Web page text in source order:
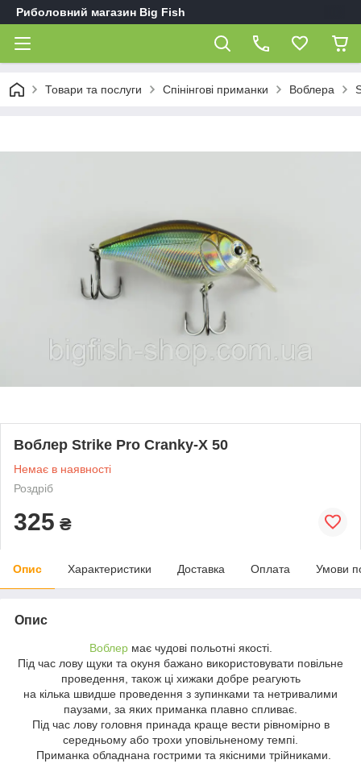
Риболовний магазин Big Fish
Товари та послуги Спінінгові приманки Воблера
Воблер Strike Pro Cranky-X 50
Немає в наявності
Роздріб
325 ₴
Опис Характеристики Доставка Оплата Умови
Опис
Воблермає чудові польотні якості.
Під час лову щуки та окуня бажано використовувати повільне
проведення, також ці хижаки добре реагують
на кілька швидше проведення з зупинками та нетривалими
паузами, за яких приманка плавно спливає.
Під час лову головня принада краще вести рівномірно в
середньому або трохи уповільненому темпі.
Приманка обладнана гострими та якісними трійниками.